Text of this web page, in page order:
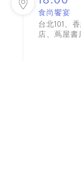
食尚饗宴
台北101、
店、蔦屋書